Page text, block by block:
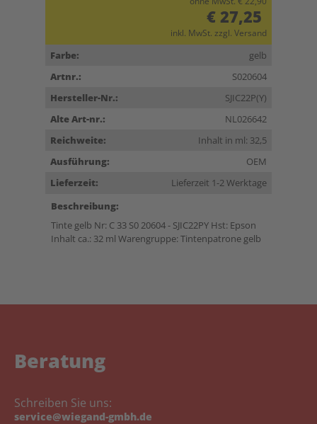
€ 27,25
inkl. MwSt. zzgl. Versand
Farbe:
gelb
Artnr.:
S020604
Hersteller-Nr.:
SJIC22P(Y)
Alte Art-nr.:
NL026642
Reichweite:
Inhalt in ml: 32,5
Ausführung:
OEM
Lieferzeit:
Lieferzeit 1-2 Werktage
Beschreibung:
Tinte gelb Nr: C 33 S0 20604 - SJIC22PY Hst: Epson
Inhalt ca.: 32 ml Warengruppe: Tintenpatrone gelb
Beratung
Schreiben Sie uns:
service@wiegand-gmbh.de